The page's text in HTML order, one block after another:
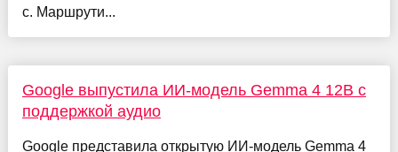
с. Маршрути...
Google выпустила ИИ-модель Gemma 4 12B с
поддержкой аудио
Google представила открытую ИИ-модель Gemma 4